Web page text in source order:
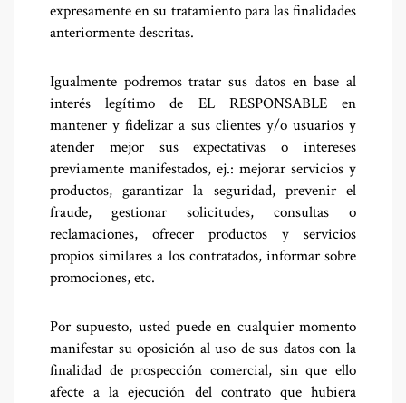
expresamente en su tratamiento para las finalidades
anteriormente descritas.
Igualmente podremos tratar sus datos en base al
interés legítimo de EL RESPONSABLE en
mantener y fidelizar a sus clientes y/o usuarios y
atender mejor sus expectativas o intereses
previamente manifestados, ej.: mejorar servicios y
productos, garantizar la seguridad, prevenir el
fraude, gestionar solicitudes, consultas o
reclamaciones, ofrecer productos y servicios
propios similares a los contratados, informar sobre
promociones, etc.
Por supuesto, usted puede en cualquier momento
manifestar su oposición al uso de sus datos con la
finalidad de prospección comercial, sin que ello
afecte a la ejecución del contrato que hubiera